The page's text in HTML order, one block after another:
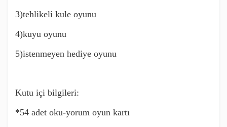
3)tehlikeli kule oyunu
4)kuyu oyunu
5)istenmeyen hediye oyunu
Kutu içi bilgileri:
*54 adet oku-yorum oyun kartı